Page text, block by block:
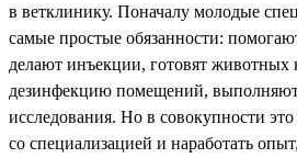
в ветклинику. Поначалу молодые
самые простые обязанности:
делают инъекции, готовят животных
дезинфекцию помещений,
исследования. Но в совокупности
со специализацией и наработать